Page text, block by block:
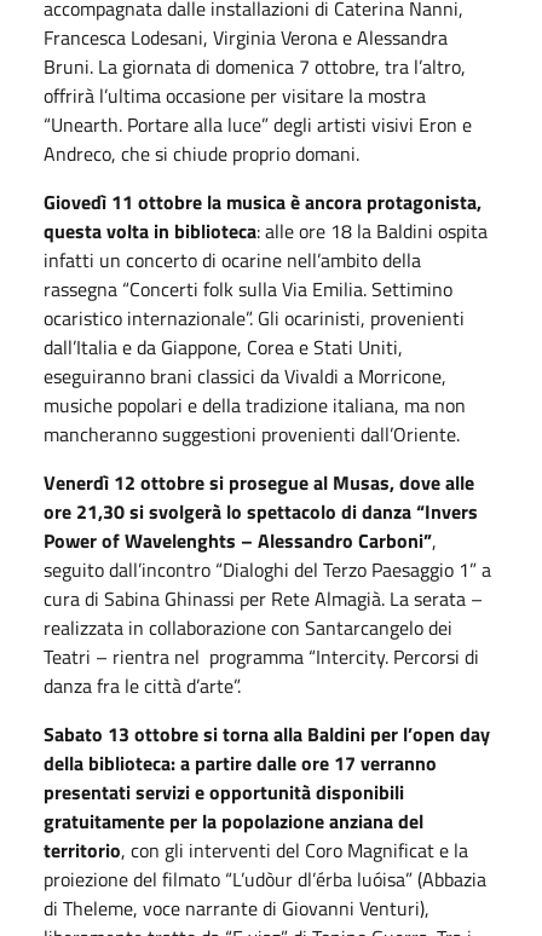
accompagnata dalle installazioni di Caterina Nanni,
Francesca Lodesani, Virginia Verona e Alessandra
Bruni. La giornata di domenica 7 ottobre, tra l’altro,
offrirà l’ultima occasione per visitare la mostra
“Unearth. Portare alla luce” degli artisti visivi Eron e
Andreco, che si chiude proprio domani.
Giovedì 11 ottobre la musica è ancora protagonista,
questa volta in biblioteca: alle ore 18 la Baldini ospita
infatti un concerto di ocarine nell’ambito della
rassegna “Concerti folk sulla Via Emilia. Settimino
ocaristico internazionale”. Gli ocarinisti, provenienti
dall’Italia e da Giappone, Corea e Stati Uniti,
eseguiranno brani classici da Vivaldi a Morricone,
musiche popolari e della tradizione italiana, ma non
mancheranno suggestioni provenienti dall’Oriente.
Venerdì 12 ottobre si prosegue al Musas, dove alle
ore 21,30 si svolgerà lo spettacolo di danza “Invers
Power of Wavelenghts – Alessandro Carboni”,
seguito dall’incontro “Dialoghi del Terzo Paesaggio 1” a
cura di Sabina Ghinassi per Rete Almagià. La serata –
realizzata in collaborazione con Santarcangelo dei
Teatri – rientra nel programma “Intercity. Percorsi di
danza fra le città d’arte”.
Sabato 13 ottobre si torna alla Baldini per l’open day
della biblioteca: a partire dalle ore 17 verranno
presentati servizi e opportunità disponibili
gratuitamente per la popolazione anziana del
territorio, con gli interventi del Coro Magnificat e la
proiezione del filmato “L’udòur dl’érba luóisa” (Abbazia
di Theleme, voce narrante di Giovanni Venturi),